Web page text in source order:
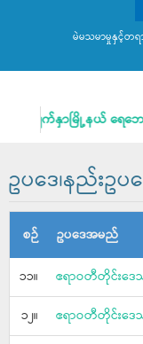
မဲမသမာမှုနှင့်တရာ
းမျက်နှာမြို့နယ် ရေဘေး
ဥပဒေ၊နည်းဥပ
စဉ် ဥပဒေအမည်
၁၁။
ဧရာဝတီတိုင်းဒေ
၁၂။
ဧရာဝတီတိုင်းဒေ